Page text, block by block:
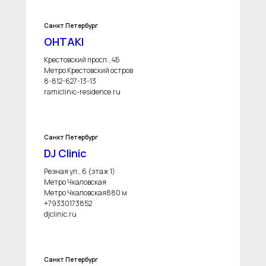
Санкт Петербург
OHTAKI
Крестовский просп., 4Б
Метро Крестовский остров
8-812-627-13-13
ramiclinic-residence.ru
Санкт Петербург
DJ Clinic
Резная ул., 6 (этаж 1)
Метро Чкаловская
Метро Чкаловская880 м
+79330173852
djclinic.ru
Санкт Петербург